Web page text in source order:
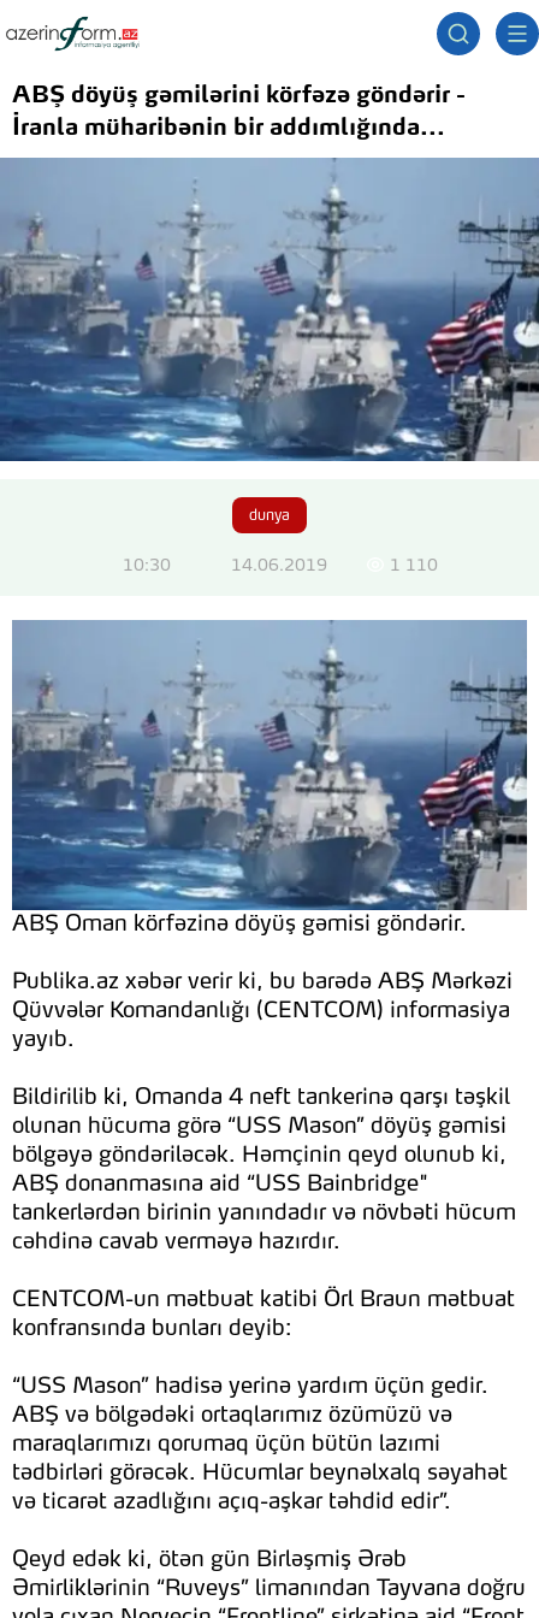
ABŞ döyüş gəmilərini körfəzə göndərir -
İranla müharibənin bir addımlığında...
dunya
10:30 14.06.2019 1 110
ABŞ Oman körfəzinə döyüş gəmisi göndərir.
Publika.az xəbər verir ki, bu barədə ABŞ Mərkəzi
Qüvvələr Komandanlığı (CENTCOM) informasiya
yayıb.
Bildirilib ki, Omanda 4 neft tankerinə qarşı təşkil
olunan hücuma görə “USS Mason” döyüş gəmisi
bölgəyə göndəriləcək. Həmçinin qeyd olunub ki,
ABŞ donanmasına aid “USS Bainbridge"
tankerlərdən birinin yanındadır və növbəti hücum
cəhdinə cavab verməyə hazırdır.
CENTCOM-un mətbuat katibi Örl Braun mətbuat
konfransında bunları deyib:
“USS Mason” hadisə yerinə yardım üçün gedir.
ABŞ və bölgədəki ortaqlarımız özümüzü və
maraqlarımızı qorumaq üçün bütün lazımi
tədbirləri görəcək. Hücumlar beynəlxalq səyahət
və ticarət azadlığını açıq-aşkar təhdid edir”.
Qeyd edək ki, ötən gün Birləşmiş Ərəb
Əmirliklərinin “Ruveys” limanından Tayvana doğru